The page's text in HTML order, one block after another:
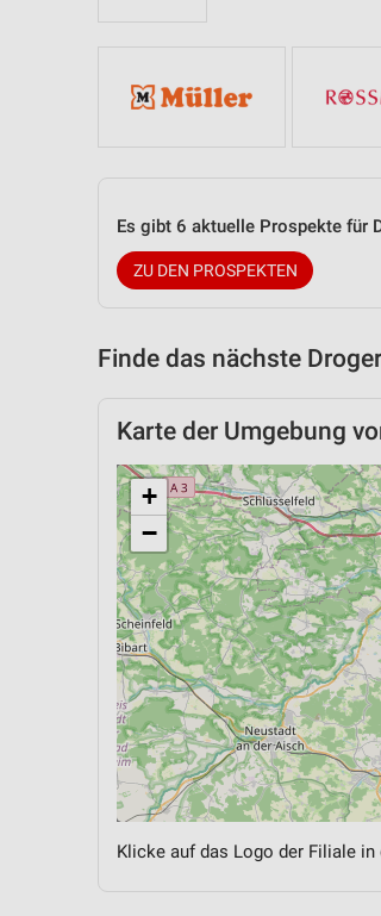
Es gibt 6 aktuelle Prospekte für
ZU DEN PROSPEKTEN
Finde das nächste
Karte der Umgebung
+
−
Klicke auf das Logo der Filiale